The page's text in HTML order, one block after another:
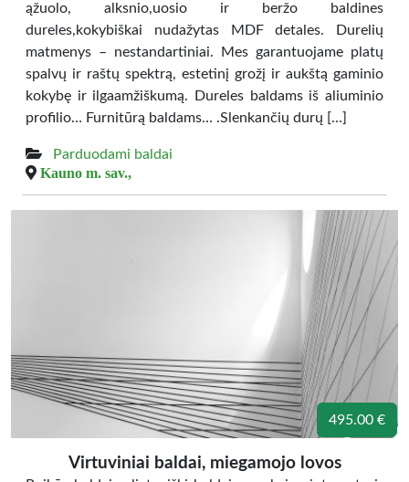
ąžuolo, alksnio,uosio ir beržo baldines
dureles,kokybiškai nudažytas MDF detales. Durelių
matmenys – nestandartiniai. Mes garantuojame platų
spalvų ir raštų spektrą, estetinį grožį ir aukštą gaminio
kokybę ir ilgaamžiškumą. Dureles baldams iš aliuminio
profilio… Furnitūrą baldams… .Slenkančių durų […]
Parduodami baldai
Kauno m. sav.,
495.00 €
Virtuviniai baldai, miegamojo lovos